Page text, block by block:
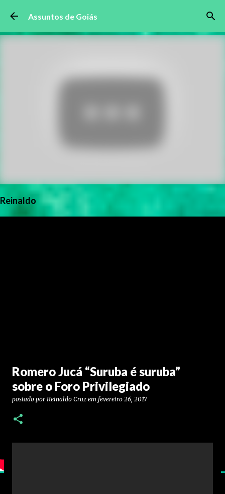
Pular para o conteúdo principal
Assuntos de Goiás
Reinaldo
Romero Jucá “Suruba é suruba”
sobre o Foro Privilegiado
postado por Reinaldo Cruz em fevereiro 26, 2017